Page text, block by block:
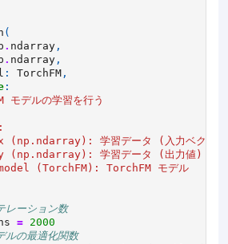
(
. ndarray ,
. ndarray ,
: TorchFM ,
:
モデルの学習を行う
(np.ndarray): 学習データ (入力ベクト
(np.ndarray): 学習データ (出力値)
(TorchFM): TorchFM モデル
レーション数
= 2000
ルの最適化関数